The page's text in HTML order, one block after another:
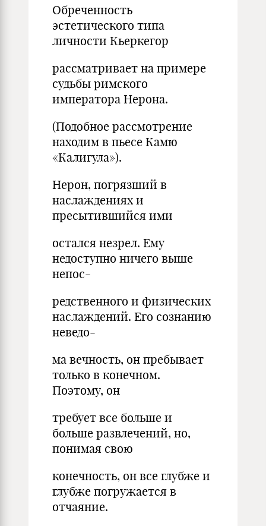
Обреченность
эстетического типа
личности Кьеркегор
рассматривает на примере
судьбы римского
императора Нерона.
(Подобное рассмотрение
находим в пьесе Камю
«Калигула»).
Нерон, погрязший в
наслаждениях и
пресытившийся ими
остался незрел. Ему
недоступно ничего выше
непос-
редственного и физических
наслаждений. Его сознанию
неведо-
ма вечность, он пребывает
только в конечном.
Поэтому, он
требует все больше и
больше развлечений, но,
понимая свою
конечность, он все глубже и
глубже погружается в
отчаяние.